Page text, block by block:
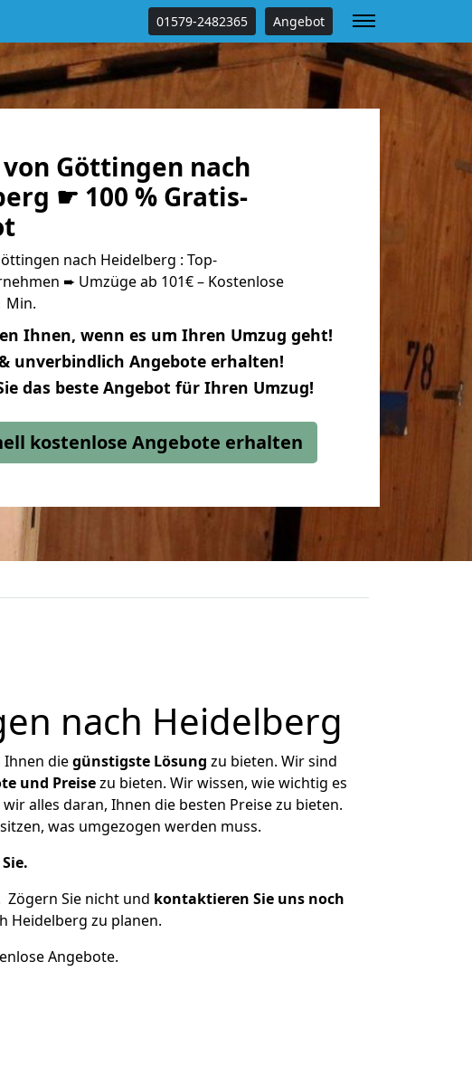
01579-2482365 Angebot
Göttingen nach
☛ 100 % Gratis-
nach Heidelberg : Top-
➨ Umzüge ab 101€ – Kostenlose
Min.
Ihnen, wenn es um Ihren Umzug geht!
unverbindlich Angebote erhalten!
das beste Angebot für Ihren Umzug!
kostenlose Angebote erhalten
nach Heidelberg
Ihnen diegünstigste Lösung zu bieten. Wir sind
und Preisezu bieten. Wir wissen, wie wichtig es
alles daran, Ihnen die besten Preise zu bieten.
was umgezogen werden muss.
Zögern Sie nicht und kontaktieren Sie uns noch
Heidelberg zu planen.
Angebote.